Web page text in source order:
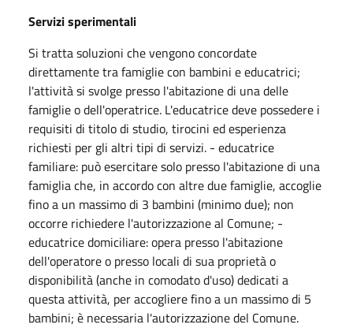
Servizi sperimentali
Si tratta soluzioni che vengono concordate
direttamente tra famiglie con bambini e educatrici;
l'attività si svolge presso l'abitazione di una delle
famiglie o dell'operatrice. L'educatrice deve possedere i
requisiti di titolo di studio, tirocini ed esperienza
richiesti per gli altri tipi di servizi. - educatrice
familiare: può esercitare solo presso l'abitazione di una
famiglia che, in accordo con altre due famiglie, accoglie
fino a un massimo di 3 bambini (minimo due); non
occorre richiedere l'autorizzazione al Comune; -
educatrice domiciliare: opera presso l'abitazione
dell'operatore o presso locali di sua proprietà o
disponibilità (anche in comodato d'uso) dedicati a
questa attività, per accogliere fino a un massimo di 5
bambini; è necessaria l'autorizzazione del Comune.